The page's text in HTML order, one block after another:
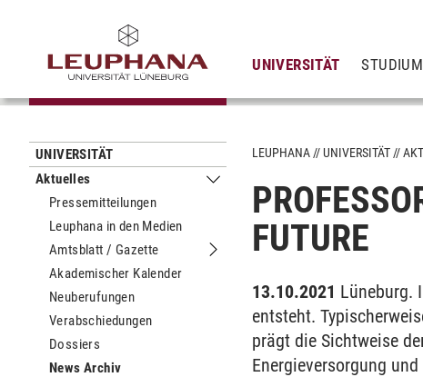
UNIVERSITÄT
UNIVERSITÄT
Aktuelles
Untermenu Aktuelles
Pressemitteilungen
Leuphana in den Medien
Amtsblatt / Gazette
Untermenu Amtsblatt / Gazette
Akademischer Kalender
Neuberufungen
Verabschiedungen
Dossiers
News Archiv
LEUPHANA UNIVERSITÄT
FUTURE
13.10.2021 Lüneburg.
entsteht.
prägt die Sichtweise
Energieversorgung